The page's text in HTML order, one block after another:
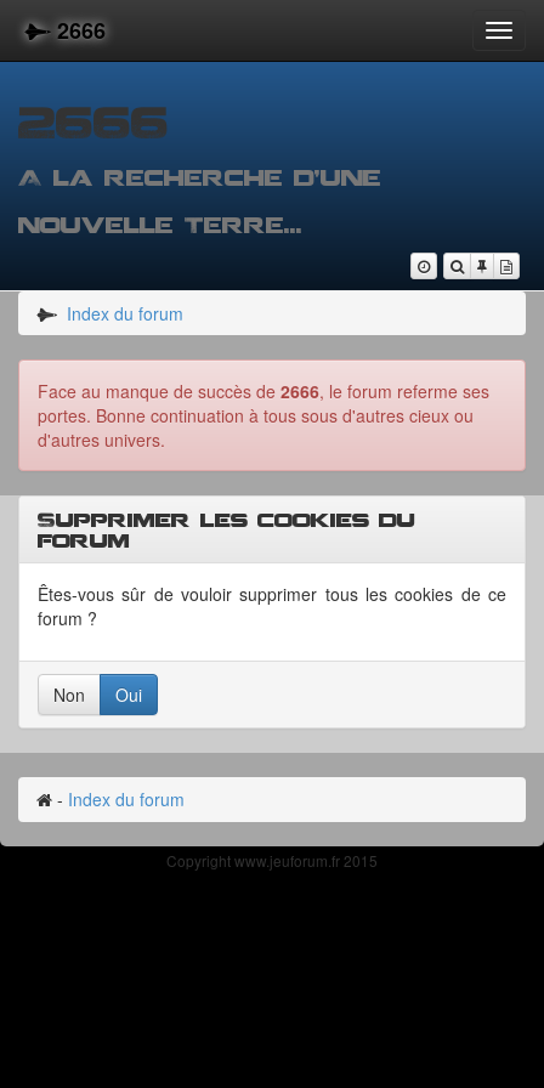
2666
2666
A la recherche d'une
nouvelle Terre...
le
contenu
Nous sommes
Voir les
Voir les
Voir
Index du forum
Face au manque de succès de 2666, le forum referme ses
portes. Bonne continuation à tous sous d'autres cieux ou
d'autres univers.
Supprimer les cookies du
forum
Êtes-vous sûr de vouloir supprimer tous les cookies de ce
forum ?
- Index du forum
Copyright www.jeuforum.fr 2015